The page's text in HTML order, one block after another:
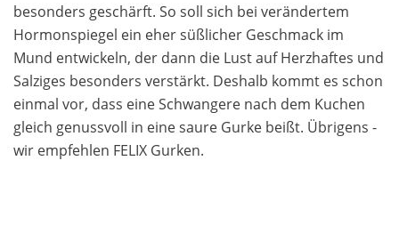
besonders geschärft. So soll sich bei verändertem
Hormonspiegel ein eher süßlicher Geschmack im
Mund entwickeln, der dann die Lust auf Herzhaftes und
Salziges besonders verstärkt. Deshalb kommt es schon
einmal vor, dass eine Schwangere nach dem Kuchen
gleich genussvoll in eine saure Gurke beißt. Übrigens -
wir empfehlen FELIX Gurken.